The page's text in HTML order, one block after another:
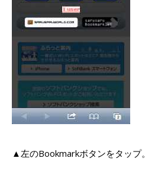
▲左のBookmarkボタンをタップ。